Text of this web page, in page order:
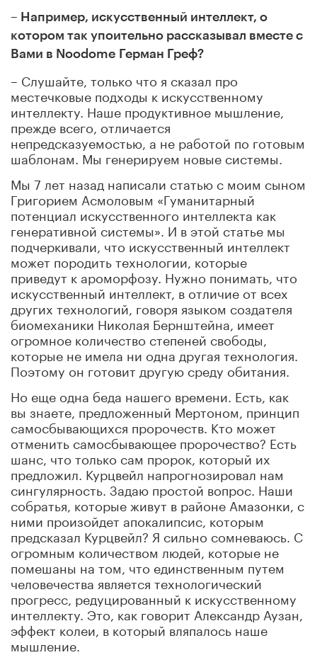
– Например, искусственный интеллект, о
котором так упоительно рассказывал вместе с
Вами в Noodome Герман Греф?
– Слушайте, только что я сказал про
местечковые подходы к искусственному
интеллекту. Наше продуктивное мышление,
прежде всего, отличается
непредсказуемостью, а не работой по готовым
шаблонам. Мы генерируем новые системы.
Мы 7 лет назад написали статью с моим сыном
Григорием Асмоловым «Гуманитарный
потенциал искусственного интеллекта как
генеративной системы». И в этой статье мы
подчеркивали, что искусственный интеллект
может породить технологии, которые
приведут к ароморфозу. Нужно понимать, что
искусственный интеллект, в отличие от всех
других технологий, говоря языком создателя
биомеханики Николая Бернштейна, имеет
огромное количество степеней свободы,
которые не имела ни одна другая технология.
Поэтому он готовит другую среду обитания.
Но еще одна беда нашего времени. Есть, как
вы знаете, предложенный Мертоном, принцип
самосбывающихся пророчеств. Кто может
отменить самосбывающее пророчество? Есть
шанс, что только сам пророк, который их
предложил. Курцвейл напрогнозировал нам
сингулярность. Задаю простой вопрос. Наши
собратья, которые живут в районе Амазонки, с
ними произойдет апокалипсис, которым
предсказал Курцвейл? Я сильно сомневаюсь. С
огромным количеством людей, которые не
помешаны на том, что единственным путем
человечества является технологический
прогресс, редуцированный к искусственному
интеллекту. Это, как говорит Александр Аузан,
эффект колеи, в который вляпалось наше
мышление.